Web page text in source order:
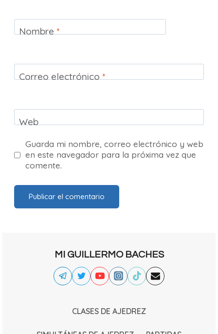
Nombre*
Correo electrónico *
Web
Guarda mi nombre, correo electrónico y web
en este navegador para la próxima vez que
comente.
MI GUILLERMO BACHES
CLASES DE AJEDREZ